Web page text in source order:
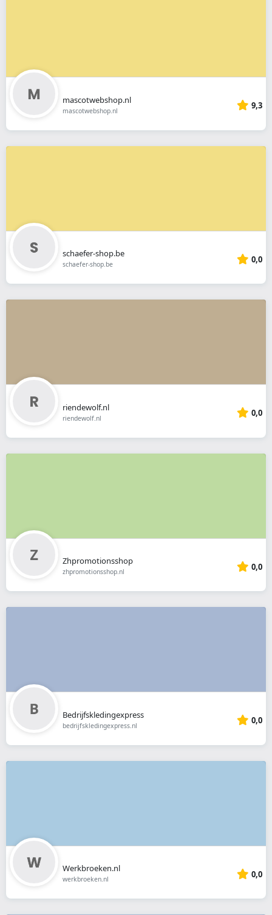
mascotwebshop.nl
mascotwebshop.nl 9,3
schaefer-shop.be
schaefer-shop.be 0,0
riendewolf.nl
riendewolf.nl 0,0
Zhpromotionsshop
zhpromotionsshop.nl 0,0
Bedrijfskledingexpress
bedrijfskledingexpress.nl 0,0
Werkbroeken.nl
werkbroeken.nl 0,0